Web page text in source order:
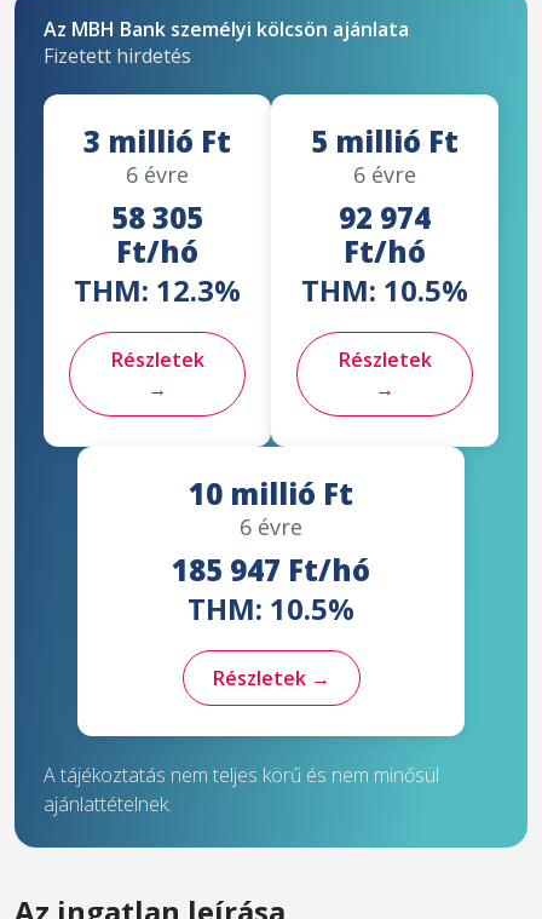
Az MBH Bank személyi kölcsön ajánlata
Fizetett hirdetés
3 millió Ft
6 évre
58 305
Ft/hó
THM: 12.3%
Részletek
→
5 millió Ft
6 évre
92 974
Ft/hó
THM: 10.5%
Részletek
→
10 millió Ft
6 évre
185 947 Ft/hó
THM: 10.5%
Részletek →
A tájékoztatás nem teljes körű és nem minősül
ajánlattételnek.